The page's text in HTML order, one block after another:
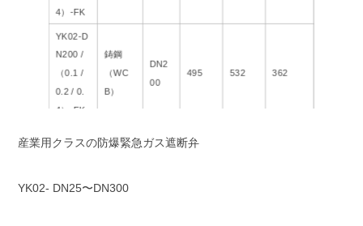
4）-FK
YK02-D
N200 /
（0.1 /
0.2 / 0.
4）-FK
鋳鋼
（WC
B）
DN2
00
495 532 362
0.2 / 0.
B）
産業用クラスの防爆緊急ガス遮断弁
YK02- DN25〜DN300